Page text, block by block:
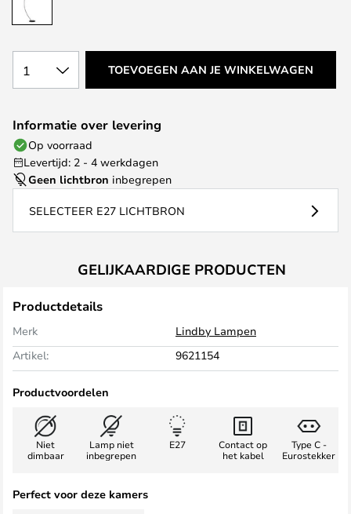
1 TOEVOEGEN AAN JE WINKELWAGEN
Informatie over levering
Op voorraad
Levertijd: 2 - 4 werkdagen
Geen lichtbron inbegrepen
SELECTEER E27 LICHTBRON
GELIJKAARDIGE PRODUCTEN
Productdetails
Merk
Lindby Lampen
Artikel:
9621154
Productvoordelen
Niet
dimbaar
Lamp niet
inbegrepen
E27
Contact op
het kabel
Type C -
Eurostekker
Perfect voor deze kamers